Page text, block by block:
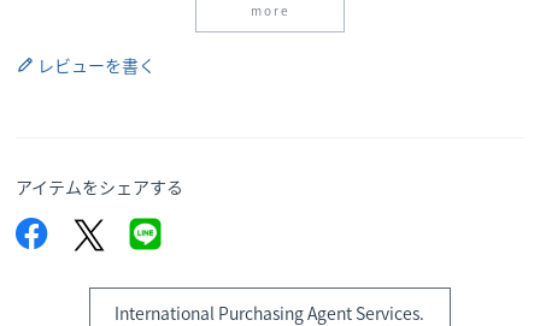
more
レビューを書く
アイテムをシェアする
International Purchasing Agent Services.